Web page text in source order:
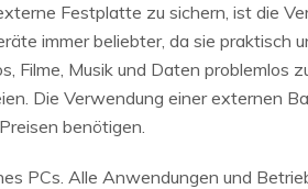
Festplatte zu sichern, ist die
immer beliebter, da sie
Filme, Musik und Daten problemlos
Die Verwendung einer externen
benötigen.
PCs. Alle Anwendungen und